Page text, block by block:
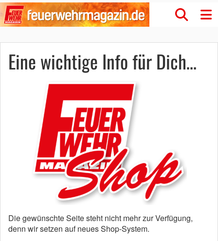
Eine wichtige Info für Dich…
Die gewünschte Seite steht nicht mehr zur Verfügung,
denn wir setzen auf neues Shop-System.